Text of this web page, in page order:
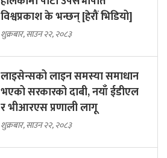
विश्वप्रकाश के भन्छन् [हेरौं भिडियो]
शुक्रबार, साउन २२, २०८३
लाइसेन्सको लाइन समस्या समाधान
भएको सरकारको दाबी, नयाँ ईडीएल
र भीआरएस प्रणाली लागू
शुक्रबार, साउन २२, २०८३